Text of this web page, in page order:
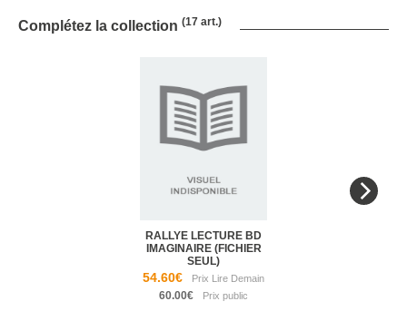
Complétez la collection (17 art.)
RALLYE LECTURE BD
IMAGINAIRE (FICHIER
SEUL)
54.60€
60.00€